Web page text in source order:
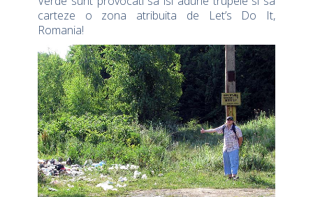
carteze o zona atribuita de Let’s Do It,
Romania!